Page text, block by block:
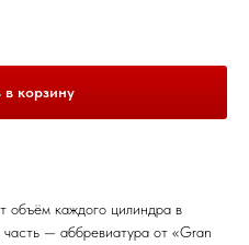
корзину
объём каждого цилиндра в
часть — аббревиатура от «Gran